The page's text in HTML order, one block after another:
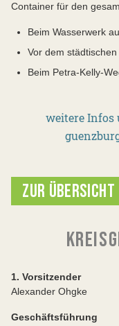
Container für den
Beim Wasserwerk
Vor dem
Beim Petra-Kelly-
weitere Infos
ZUR ÜBERSICHT
1. Vorsitzender
Alexander Ohgke
Geschäftsführung